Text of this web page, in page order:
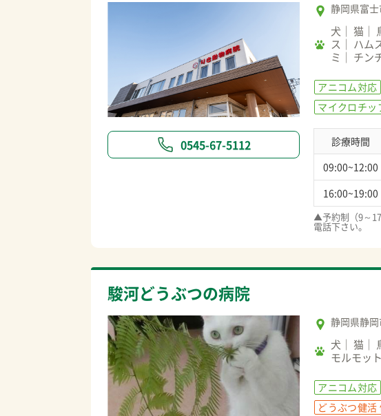
0545-67-5112
静岡県富
犬 猫
ス
ハム
ミ
チン
アニコム対応
マイクロチッ
診療時間
09:00~12:00
16:00~19:00
▲予約制（9～
電話下さい。
駿河どうぶつの病院
静岡県静
犬 猫
モルモット
アニコム対応
どうぶつ健